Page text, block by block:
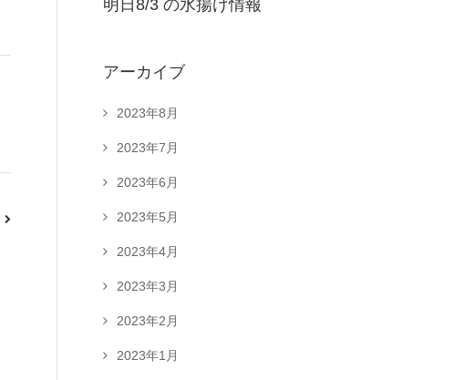
明日8/3 の水揚げ情報
アーカイブ
2023年8月
2023年7月
2023年6月
2023年5月
2023年4月
2023年3月
2023年2月
2023年1月